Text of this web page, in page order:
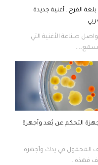
الفرح.. أغنية جديدة
صناعة الأغنية التي
التحكم عن بُعد وأجهزة
المحمول في يدك وأجهزة
فهذه...